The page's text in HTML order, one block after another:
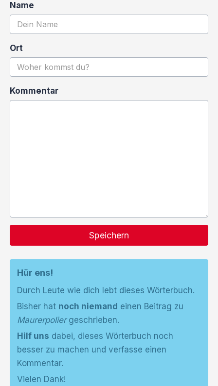
Name
Ort
Kommentar
Speichern
Hür ens!
Durch Leute wie dich lebt dieses Wörterbuch.
Bisher hat noch niemand einen Beitrag zu
Maurerpoliergeschrieben.
Hilf uns dabei, dieses Wörterbuch noch
besser zu machen und verfasse einen
Kommentar.
Vielen Dank!